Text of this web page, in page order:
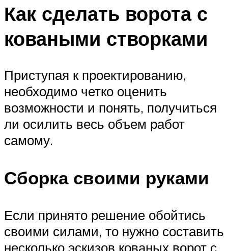
Как сделать ворота с
коваными створками
Приступая к проектированию,
необходимо четко оценить
возможности и понять, получиться
ли осилить весь объем работ
самому.
Сборка своими руками
Если принято решение обойтись
своими силами, то нужно составить
несколько эскизов кованых ворот с